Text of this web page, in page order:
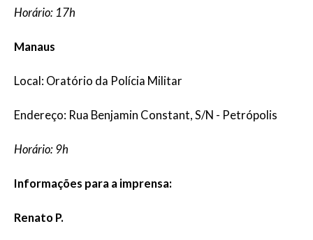
Horário: 17h
Manaus
Local: Oratório da Polícia Militar
Endereço: Rua Benjamin Constant, S/N - Petrópolis
Horário: 9h
Informações para a imprensa:
Renato P.